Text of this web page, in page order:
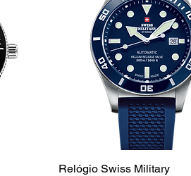
Relógio Swiss Military